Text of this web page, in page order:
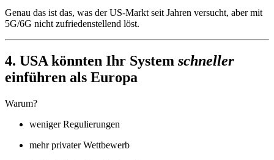
Genau das ist das, was der US-Markt seit Jahren versucht, aber mit
5G/6G nicht zufriedenstellend löst.
4. USA könnten Ihr System schneller
einführen als Europa
Warum?
weniger Regulierungen
mehr privater Wettbewerb